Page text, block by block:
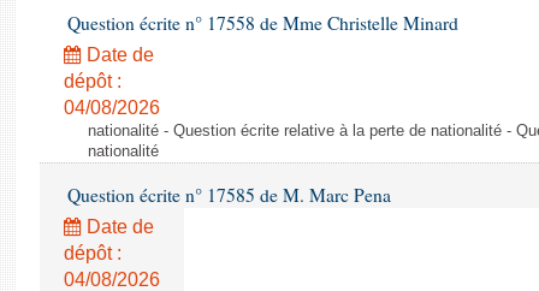
Dossiers législatifs
Budget et sécurité sociale
Questions écrites et orales
Comptes rendus des débats
Question écrite n° 17558 de Mme Christelle Minard
Date de
dépôt :
04/08/2026
nationalité - Question écrite relative à la perte de nationalité -
nationalité
Question écrite n° 17585 de M. Marc Pena
Date de
dépôt :
04/08/2026